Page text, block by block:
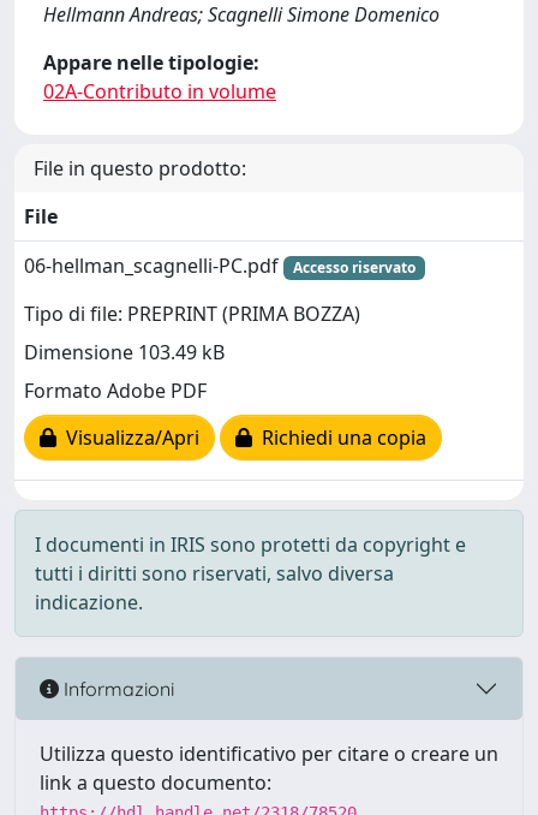
Hellmann Andreas; Scagnelli Simone Domenico
Appare nelle tipologie:
02A-Contributo in volume
File in questo prodotto:
File
06-hellman_scagnelli-PC.pdf
Accesso riservato
Tipo di file: PREPRINT (PRIMA BOZZA)
Dimensione 103.49 kB
Formato Adobe PDF
Visualizza/Apri
Richiedi una copia
I documenti in IRIS sono protetti da copyright e
tutti i diritti sono riservati, salvo diversa
indicazione.
Informazioni
Utilizza questo identificativo per citare o creare un
link a questo documento: